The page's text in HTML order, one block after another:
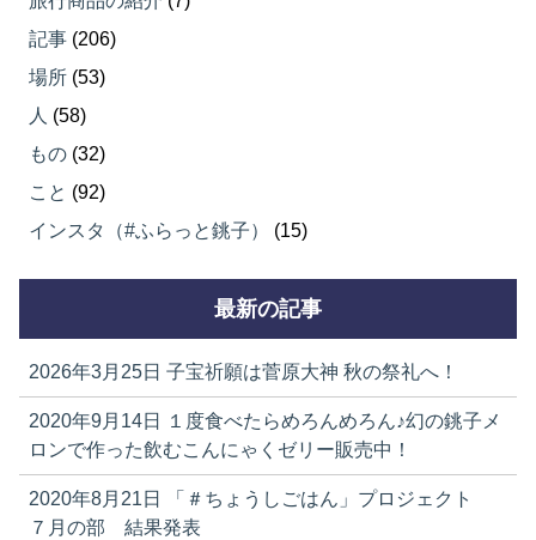
記事 (206)
場所 (53)
人 (58)
もの (32)
こと (92)
インスタ（#ふらっと銚子）
(15)
最新の記事
2026年3月25日 子宝祈願は菅原大神 秋の祭礼へ！
2020年9月14日
１度食べたらめろんめろん♪幻の銚子メ
ロンで作った飲むこんにゃくゼリー販売中！
2020年8月21日
「＃ちょうしごはん」プロジェクト
７月の部 結果発表